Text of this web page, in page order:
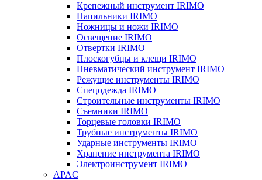
Крепежный инструмент IRIMO
Напильники IRIMO
Ножницы и ножи IRIMO
Освещение IRIMO
Отвертки IRIMO
Плоскогубцы и клещи IRIMO
Пневматический инструмент IRIMO
Режущие инструменты IRIMO
Спецодежда IRIMO
Строительные инструменты IRIMO
Съемники IRIMO
Торцевые головки IRIMO
Трубные инструменты IRIMO
Ударные инструменты IRIMO
Хранение инструмента IRIMO
Электроинструмент IRIMO
APAC